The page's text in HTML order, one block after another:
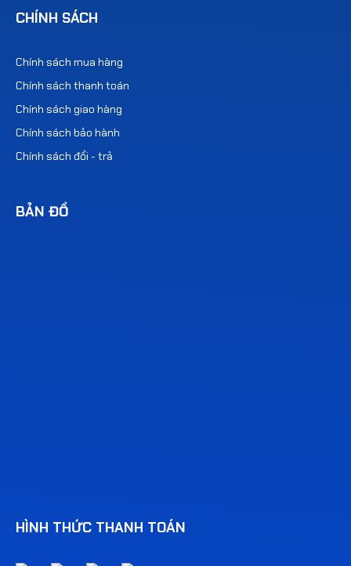
CHÍNH SÁCH
Chính sách mua hàng
Chính sách thanh toán
Chính sách giao hàng
Chính sách bảo hành
Chính sách đổi - trả
BẢN ĐỒ
HÌNH THỨC THANH TOÁN